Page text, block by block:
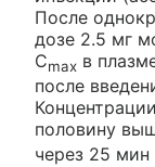
После
дозе 2.5 мг
Cmax в
после
половину
через 25 мин